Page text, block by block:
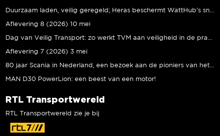
Aflevering 8 (2026) 10 mei
Aflevering 7 (2026) 3 mei
MAN D30 PowerLion: een beest van een motor!
RTL Transportwereld
RTL Transportwereld zie je bij